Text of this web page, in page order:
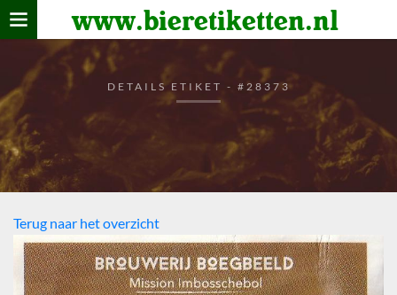
www.bieretiketten.nl
Home
verzamelen
De bierkaart
Bezoekers
DETAILS ETIKET - #28373
Terug naar het overzicht